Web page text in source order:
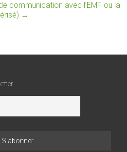
communication avec l’EMF ou la
→